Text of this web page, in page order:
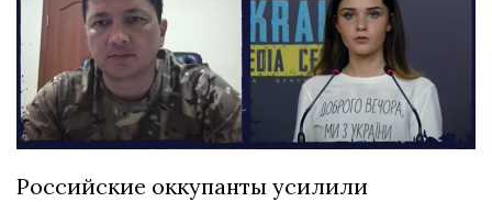
Российские оккупанты усилили